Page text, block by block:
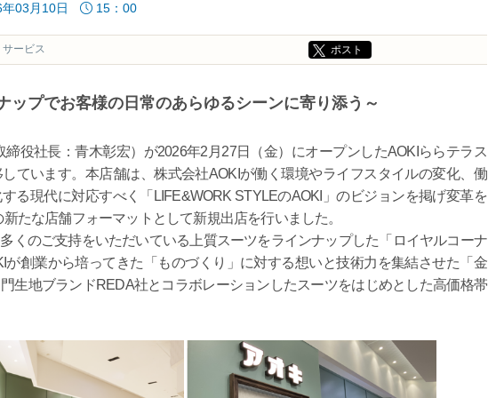
03月10日 15：00
ービス ポスト
ップでお客様の日常のあらゆるシーンに寄り添う～
役社長：青木彰宏）が2026年2月27日（金）にオープンしたAOKIららテラス
ています。本店舗は、株式会社AOKIが働く環境やライフスタイルの変化、働
る現代に対応すべく「LIFE&WORK STYLEのAOKI」のビジョンを掲げ変革を
たな店舗フォーマットとして新規出店を行いました。
くのご支持をいただいている上質スーツをラインナップした「ロイヤルコーナ
が創業から培ってきた「ものづくり」に対する想いと技術力を集結させた「金
生地ブランドREDA社とコラボレーションしたスーツをはじめとした高価格帯